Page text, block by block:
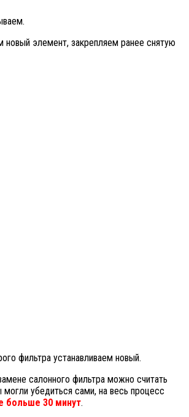
новый элемент, закрепляем ранее снятую
фильтра устанавливаем новый.
салонного фильтра можно считать
убедиться сами, на весь процесс
больше 30 минут.